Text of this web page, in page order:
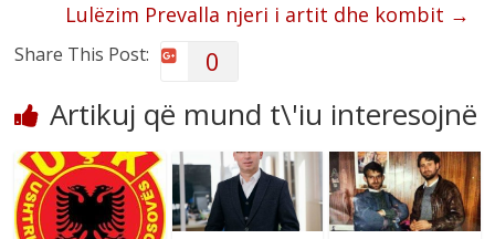
Lulëzim Prevalla njeri i artit dhe kombit →
Share This Post: 0
Artikuj që mund t\'iu interesojnë